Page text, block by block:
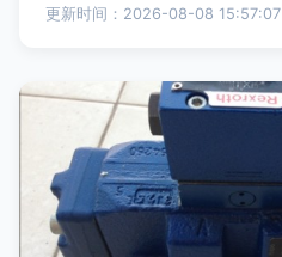
更新时间：2026-08-08 15:57:07